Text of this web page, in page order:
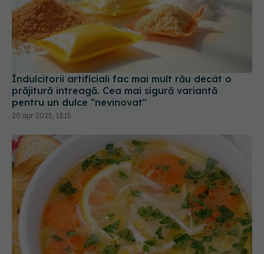
Îndulcitorii artificiali fac mai mult rău decât o
prăjitură întreagă. Cea mai sigură variantă
pentru un dulce "nevinovat"
20 apr 2025, 13:15
Ciorbă de pui a la grec: rețeta cremoasă și ușor
acrișoară. Cum obții acrișorul perfect
11 dec 2024, 09:08